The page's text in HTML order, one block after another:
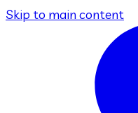
Skip to main content